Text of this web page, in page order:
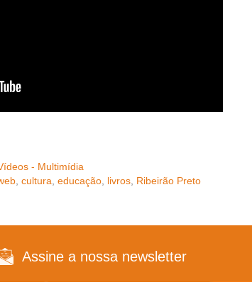
- Multimídia
, cultura, educação, livros, Ribeirão Preto
Assine a nossa newsletter